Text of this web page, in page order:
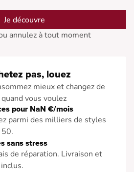
Je découvre
annulez à tout moment
pas, louez
mieux et changez de
vous voulez
pour NaN €/mois
parmi des milliers de styles
sans stress
de réparation. Livraison et